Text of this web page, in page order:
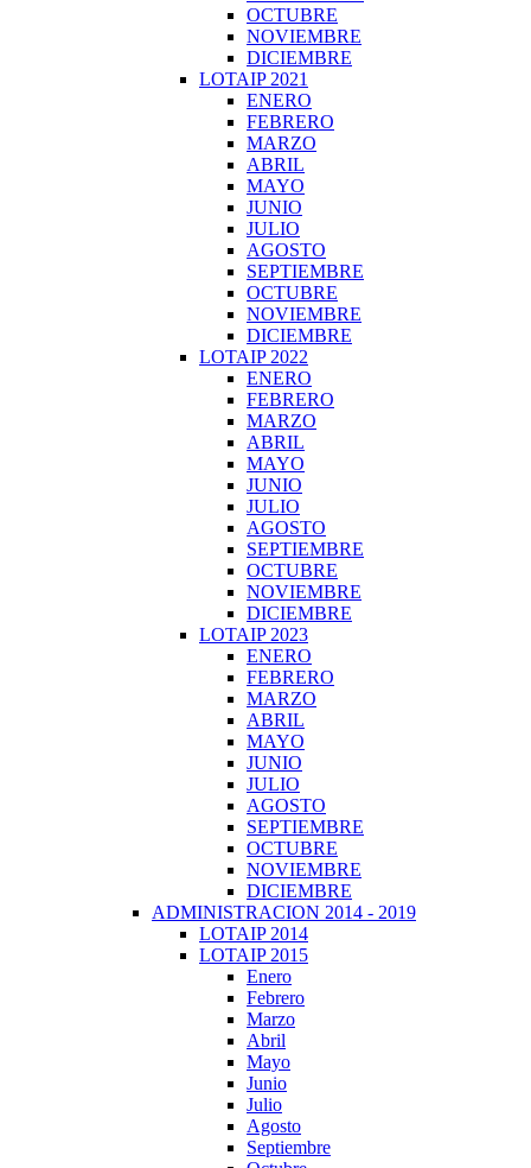
OCTUBRE
NOVIEMBRE
DICIEMBRE
LOTAIP 2021
ENERO
FEBRERO
MARZO
ABRIL
MAYO
JUNIO
JULIO
AGOSTO
SEPTIEMBRE
OCTUBRE
NOVIEMBRE
DICIEMBRE
LOTAIP 2022
ENERO
FEBRERO
MARZO
ABRIL
MAYO
JUNIO
JULIO
AGOSTO
SEPTIEMBRE
OCTUBRE
NOVIEMBRE
DICIEMBRE
LOTAIP 2023
ENERO
FEBRERO
MARZO
ABRIL
MAYO
JUNIO
JULIO
AGOSTO
SEPTIEMBRE
OCTUBRE
NOVIEMBRE
DICIEMBRE
ADMINISTRACION 2014 - 2019
LOTAIP 2014
LOTAIP 2015
Enero
Febrero
Marzo
Abril
Mayo
Junio
Julio
Agosto
Septiembre